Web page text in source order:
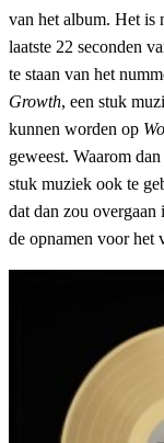
van het album. Het is
laatste 22 seconden
te staan van het
Growth, een stuk
kunnen worden op
geweest. Waarom
stuk muziek ook te
dat dan zou overgaan
de opnamen voor het